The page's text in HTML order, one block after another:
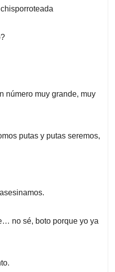
número muy grande, muy
putas y putas seremos,
no sé, boto porque yo ya